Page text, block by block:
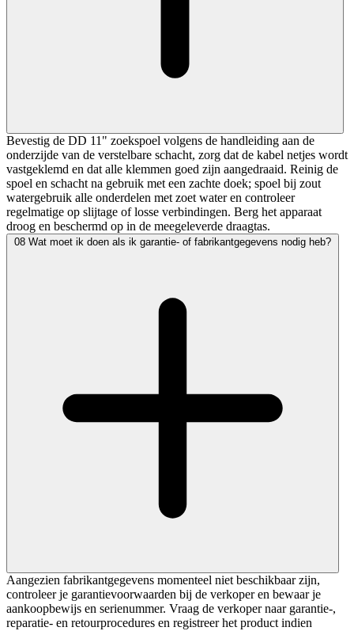
Bevestig de DD 11" zoekspoel volgens de handleiding aan de
onderzijde van de verstelbare schacht, zorg dat de kabel netjes wordt
vastgeklemd en dat alle klemmen goed zijn aangedraaid. Reinig de
spoel en schacht na gebruik met een zachte doek; spoel bij zout
watergebruik alle onderdelen met zoet water en controleer
regelmatige op slijtage of losse verbindingen. Berg het apparaat
droog en beschermd op in de meegeleverde draagtas.
08 Wat moet ik doen als ik garantie- of fabrikantgegevens nodig heb?
Aangezien fabrikantgegevens momenteel niet beschikbaar zijn,
controleer je garantievoorwaarden bij de verkoper en bewaar je
aankoopbewijs en serienummer. Vraag de verkoper naar garantie-,
reparatie- en retourprocedures en registreer het product indien